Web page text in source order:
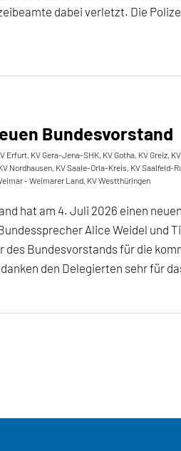
dabei verletzt. Die
Bundesvorstand
Erfurt, KV Gera-Jena-SHK, KV Gotha, KV Greiz,
Nordhausen, KV Saale-Orla-Kreis, KV Saalfeld-
- Weimarer Land, KV Westthüringen
hat am 4. Juli 2026 einen
Alice Weidel und
Bundesvorstands für die
den Delegierten sehr für